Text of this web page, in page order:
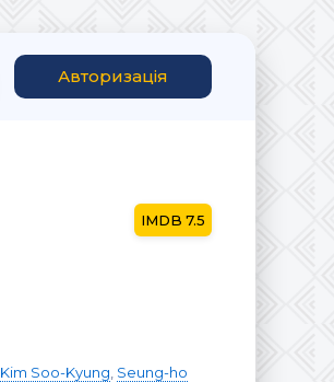
Авторизація
7.5
Kim Soo-Kyung Seung-ho